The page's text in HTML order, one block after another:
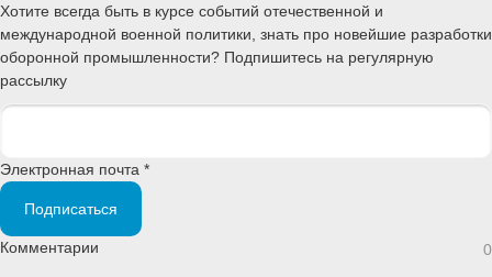
Хотите всегда быть в курсе событий отечественной и
международной военной политики, знать про новейшие разработки
оборонной промышленности? Подпишитесь на регулярную
рассылку
Электронная почта *
Подписаться
Комментарии 0